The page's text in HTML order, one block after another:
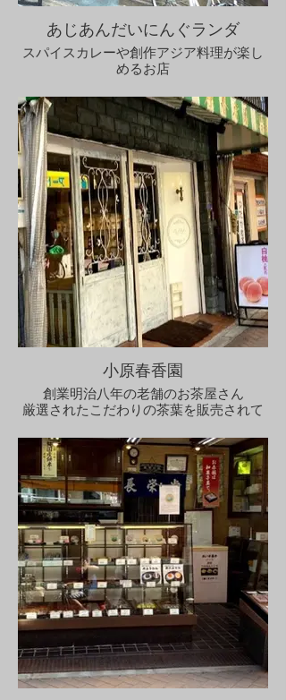
あじあんだいにんぐランダ
スパイスカレーや創作アジア料理が楽し
めるお店
スパイシーだけでなく深みのある味わい
は店主のこだわりを感じます
【営業時間】11：30～15：00 17：30～
22：00
​【定休日】日曜・祝日の月曜
〒553-0007 大阪府大阪市福島区大開１丁
目１５−２
小原春香園
創業明治八年の老舗のお茶屋さん
厳選されたこだわりの茶葉を販売されて
当施設のお茶はこちらより仕入れており
ます。
【営業時間】10:00～17:00
【定休日】日曜日・祝日
〒553-0007
大阪府大阪市福島区大開1丁目5-27